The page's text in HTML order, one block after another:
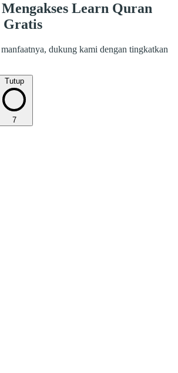
Learn Quran
Gratis
dukung kami dengan tingkatkan
Tutup
7